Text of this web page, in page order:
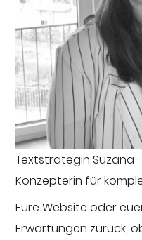
Textstrategin Suzana
Konzepterin für
Eure Website oder
Erwartungen zurück,